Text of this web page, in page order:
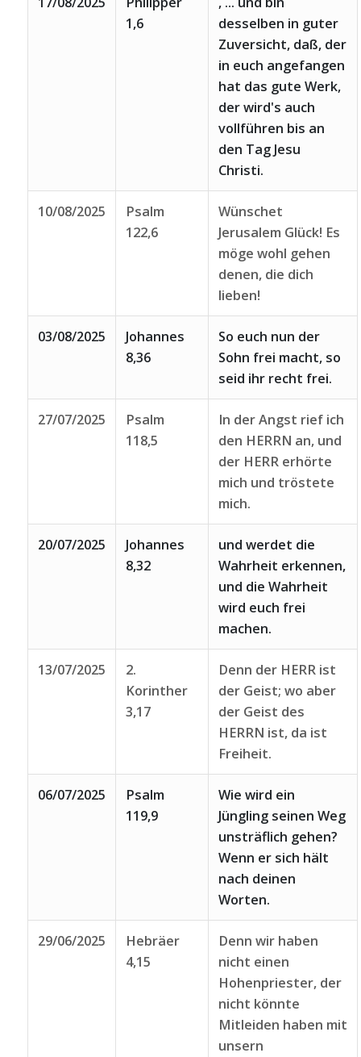
1,6
desselben in guter
Zuversicht, daß, der
in euch angefangen
hat das gute Werk,
der wird's auch
vollführen bis an
den Tag Jesu
Christi.
10/08/2025
Psalm
122,6
Wünschet
Jerusalem Glück! Es
möge wohl gehen
denen, die dich
lieben!
03/08/2025
Johannes
8,36
So euch nun der
Sohn frei macht, so
seid ihr recht frei.
27/07/2025
Psalm
118,5
In der Angst rief ich
den HERRN an, und
der HERR erhörte
mich und tröstete
mich.
20/07/2025
Johannes
8,32
und werdet die
Wahrheit erkennen,
und die Wahrheit
wird euch frei
machen.
13/07/2025
2.
Korinther
3,17
Denn der HERR ist
der Geist; wo aber
der Geist des
HERRN ist, da ist
Freiheit.
06/07/2025
Psalm
119,9
Wie wird ein
Jüngling seinen Weg
unsträflich gehen?
Wenn er sich hält
nach deinen
Worten.
29/06/2025
Hebräer
4,15
Denn wir haben
nicht einen
Hohenpriester, der
nicht könnte
Mitleiden haben mit
unsern